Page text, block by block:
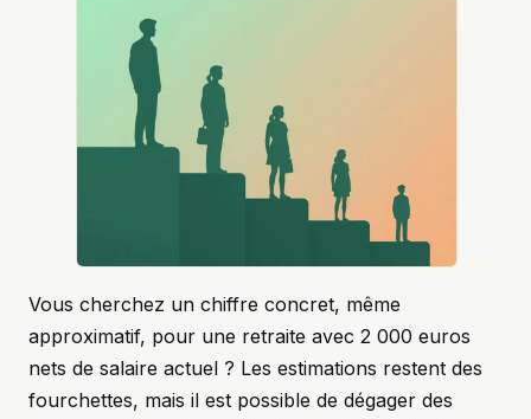
Vous cherchez un chiffre concret, même
approximatif, pour une retraite avec 2 000 euros
nets de salaire actuel ? Les estimations restent des
fourchettes, mais il est possible de dégager des